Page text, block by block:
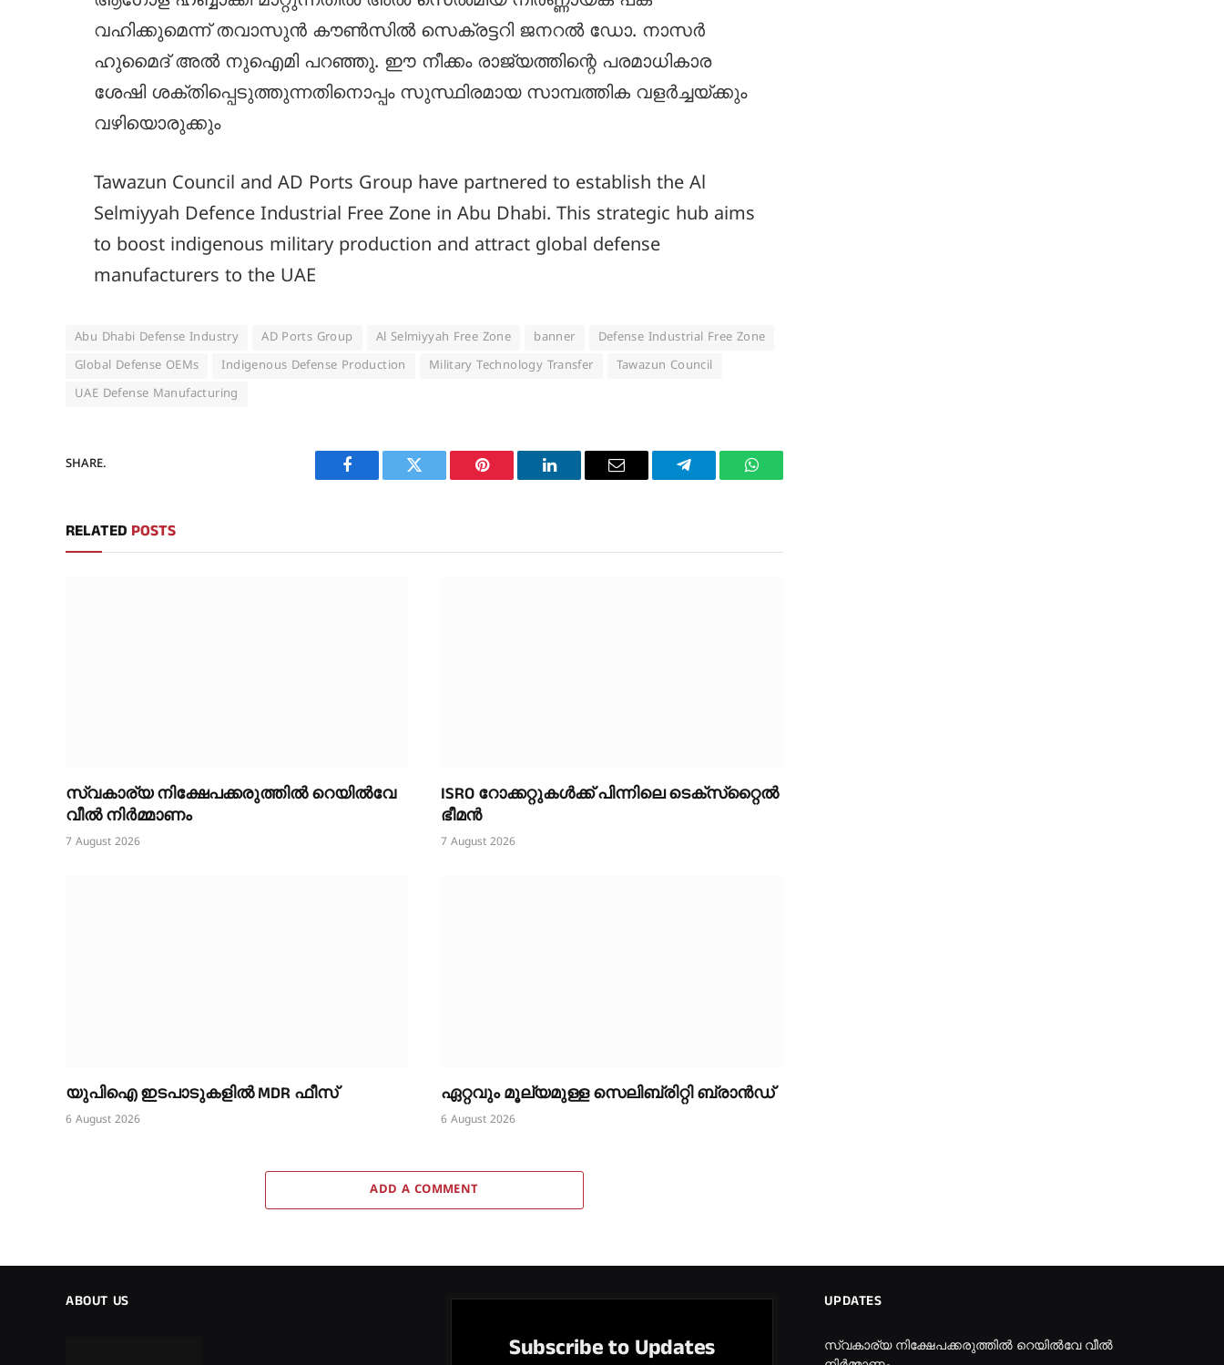
വഹിക്കുമെന്ന് തവാസുൻ കൗൺസിൽ സെക്രട്ടറി ജനറൽ ഡോ. നാസർ
ഹുമൈദ് അൽ നുഐമി പറഞ്ഞു. ഈ നീക്കം രാജ്യത്തിന്റെ പരമാധികാര
ശേഷി ശക്തിപ്പെടുത്തുന്നതിനൊപ്പം സുസ്ഥിരമായ സാമ്പത്തിക വളർച്ചയ്ക്കും
വഴിയൊരുക്കും
Tawazun Council and AD Ports Group have partnered to establish the Al
Selmiyyah Defence Industrial Free Zone in Abu Dhabi. This strategic hub aims
to boost indigenous military production and attract global defense
manufacturers to the UAE
Abu Dhabi Defense Industry AD Ports Group Al Selmiyyah Free Zone banner
Defense Industrial Free Zone
Global Defense OEMs
Indigenous Defense Production Military Technology Transfer
Tawazun Council
UAE Defense Manufacturing
SHARE.
Facebook Twitter Pinterest LinkedIn Email Telegram WhatsApp
RELATED POSTS
സ്വകാര്യ നിക്ഷേപക്കരുത്തിൽ റെയിൽവേ
വീൽ നിർമ്മാണം
7 August 2026
ISRO റോക്കറ്റുകൾക്ക് പിന്നിലെ ടെക്‌സ്‌റ്റൈൽ
ഭീമൻ
7 August 2026
യുപിഐ ഇടപാടുകളിൽ MDR ഫീസ്
6 August 2026
ഏറ്റവും മൂല്യമുള്ള സെലിബ്രിറ്റി ബ്രാൻഡ്
6 August 2026
ADD A COMMENT
ABOUT US
Subscribe to Updates
UPDATES
സ്വകാര്യ നിക്ഷേപക്കരുത്തിൽ റെയിൽവേ വീൽ